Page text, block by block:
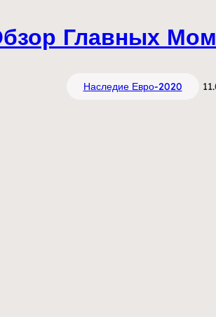
Главных
Наследие Евро-2020